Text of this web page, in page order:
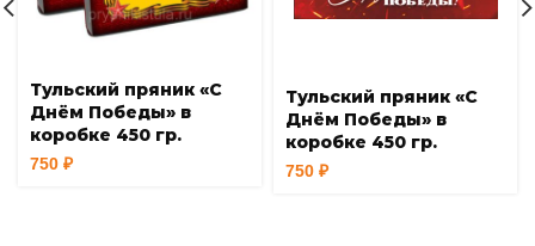
Тульский пряник «С
Днём Победы» в
коробке 450 гр.
750 ₽
Тульский пряник «С
Днём Победы» в
коробке 450 гр.
750 ₽